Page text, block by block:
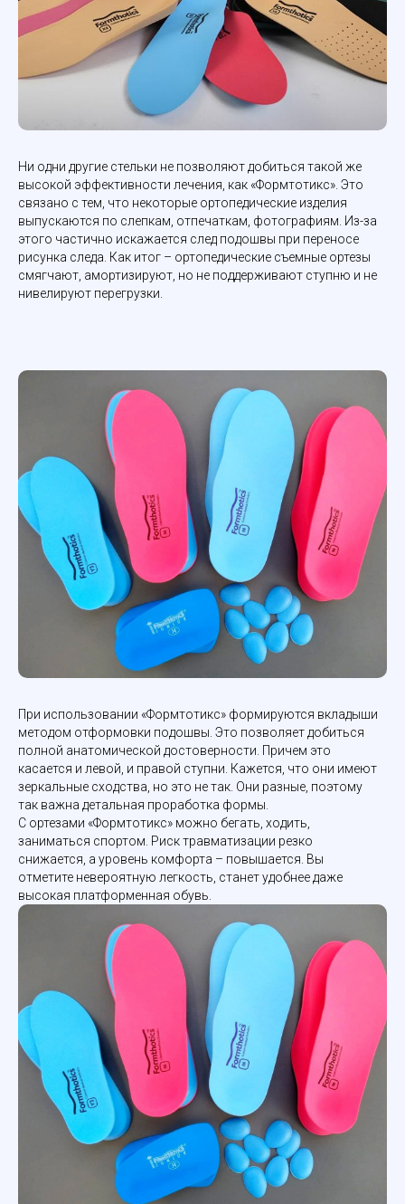
Ни одни другие стельки не позволяют добиться такой же
высокой эффективности лечения, как «Формтотикс». Это
связано с тем, что некоторые ортопедические изделия
выпускаются по слепкам, отпечаткам, фотографиям. Из-за
этого частично искажается след подошвы при переносе
рисунка следа. Как итог – ортопедические съемные ортезы
смягчают, амортизируют, но не поддерживают ступню и не
нивелируют перегрузки.
При использовании «Формтотикс» формируются вкладыши
методом отформовки подошвы. Это позволяет добиться
полной анатомической достоверности. Причем это
касается и левой, и правой ступни. Кажется, что они имеют
зеркальные сходства, но это не так. Они разные, поэтому
так важна детальная проработка формы.
С ортезами «Формтотикс» можно бегать, ходить,
заниматься спортом. Риск травматизации резко
снижается, а уровень комфорта – повышается. Вы
отметите невероятную легкость, станет удобнее даже
высокая платформенная обувь.